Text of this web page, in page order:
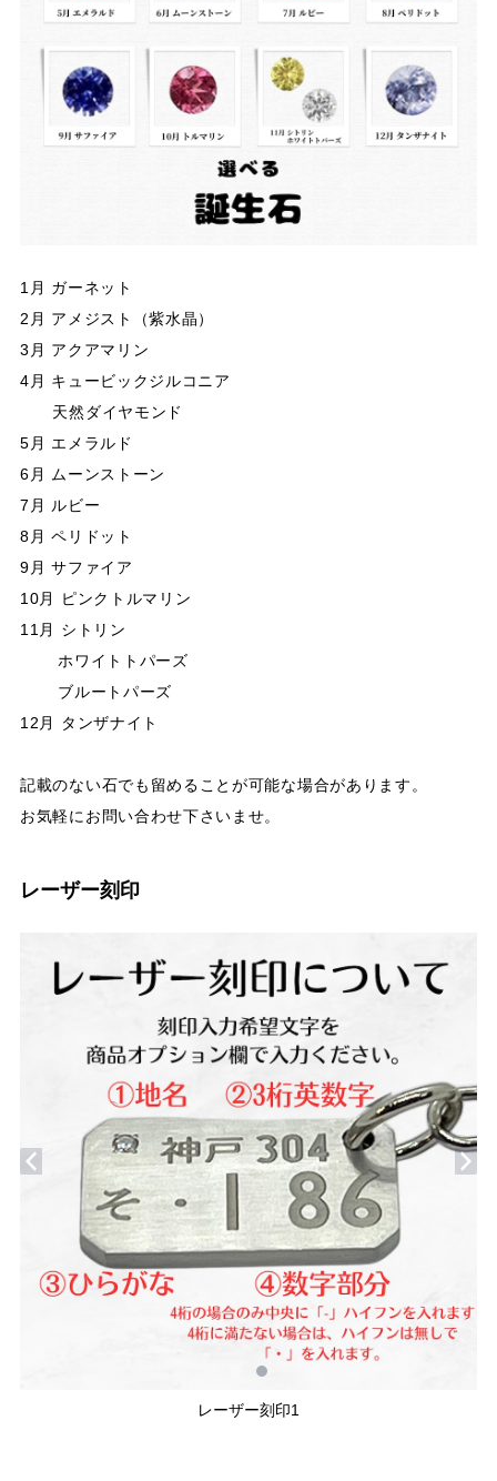
1月 ガーネット
2月 アメジスト（紫水晶）
3月 アクアマリン
4月 キュービックジルコニア
天然ダイヤモンド
5月 エメラルド
6月 ムーンストーン
7月 ルビー
8月 ペリドット
9月 サファイア
10月 ピンクトルマリン
11月 シトリン
ホワイトトパーズ
ブルートパーズ
12月 タンザナイト
記載のない石でも留めることが可能な場合があります。
お気軽にお問い合わせ下さいませ。
レーザー刻印
レーザー刻印1